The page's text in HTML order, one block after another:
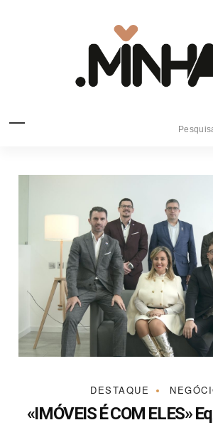
DESTAQUE
«IMÓVEIS É COM ELES»